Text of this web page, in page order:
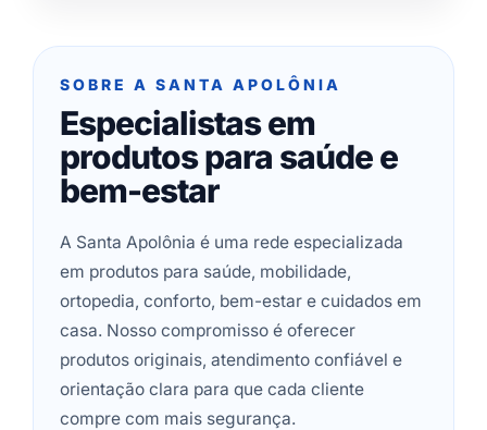
SOBRE A SANTA APOLÔNIA
Especialistas em
produtos para saúde e
bem-estar
A Santa Apolônia é uma rede especializada
em produtos para saúde, mobilidade,
ortopedia, conforto, bem-estar e cuidados em
casa. Nosso compromisso é oferecer
produtos originais, atendimento confiável e
orientação clara para que cada cliente
compre com mais segurança.